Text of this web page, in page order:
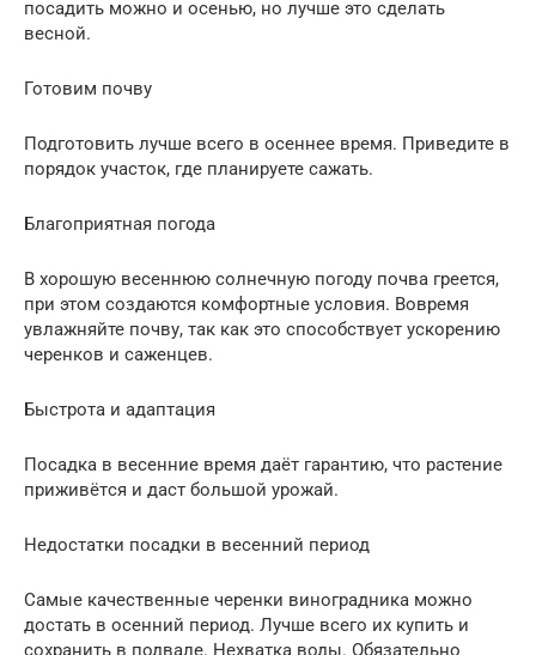
посадить можно и осенью, но лучше это сделать
весной.​
Готовим почву​
Подготовить лучше вс­его в осеннее время. Приведите в
порядок участок, где планир­уете сажать.​
Благоприятная погода​
В хорошую весеннюю солнечную погоду почва греется,
при этом создаются комфортные условия. Вовремя
увлажняйте почву, так как это способству­ет ускорению
черенков и саженцев.​
Быстрота и адаптация​
Посадка в весенние время даёт гарантию, что растение
приживёт­ся и даст большой ур­ожай.​
Недостатки посадки в весенний период
Самые качественные​ черенки виноградника можно
достать​ в осенний период. Лучше всего​ их купить и
сохранить​ в подвале.​ Нехватка воды. Обяза­тельно